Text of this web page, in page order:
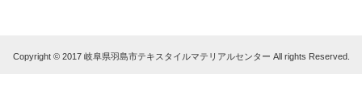
Copyright © 2017 岐阜県羽島市テキスタイルマテリアルセンター All rights Reserved.